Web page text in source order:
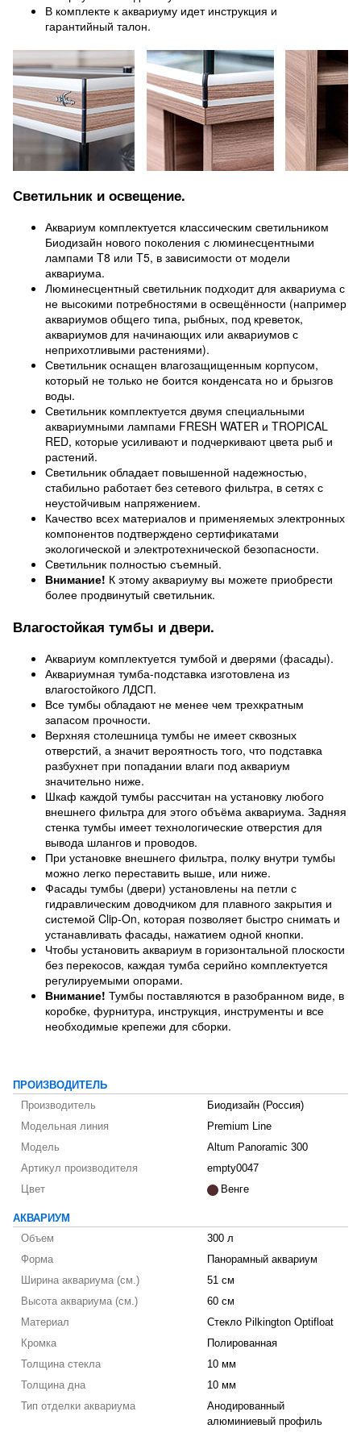
В комплекте к аквариуму идет инструкция и
гарантийный талон.
Светильник и освещение.
Аквариум комплектуется классическим светильником
Биодизайн нового поколения с люминесцентными
лампами T8 или T5, в зависимости от модели
аквариума.
Люминесцентный светильник подходит для аквариума с
не высокими потребностями в освещённости (например
аквариумов общего типа, рыбных, под креветок,
аквариумов для начинающих или аквариумов с
неприхотливыми растениями).
Светильник оснащен влагозащищенным корпусом,
который не только не боится конденсата но и брызгов
воды.
Светильник комплектуется двумя специальными
аквариумными лампами FRESH WATER и TROPICAL
RED, которые усиливают и подчеркивают цвета рыб и
растений.
Светильник обладает повышенной надежностью,
стабильно работает без сетевого фильтра, в сетях с
неустойчивым напряжением.
Качество всех материалов и применяемых электронных
компонентов подтверждено сертификатами
экологической и электротехнической безопасности.
Светильник полностью съемный.
Внимание! К этому аквариуму вы можете приобрести
более продвинутый светильник.
Влагостойкая тумбы и двери.
Аквариум комплектуется тумбой и дверями (фасады).
Аквариумная тумба-подставка изготовлена из
влагостойкого ЛДСП.
Все тумбы обладают не менее чем трехкратным
запасом прочности.
Верхняя столешница тумбы не имеет сквозных
отверстий, а значит вероятность того, что подставка
разбухнет при попадании влаги под аквариум
значительно ниже.
Шкаф каждой тумбы рассчитан на установку любого
внешнего фильтра для этого объёма аквариума. Задняя
стенка тумбы имеет технологические отверстия для
вывода шлангов и проводов.
При установке внешнего фильтра, полку внутри тумбы
можно легко переставить выше, или ниже.
Фасады тумбы (двери) установлены на петли с
гидравлическим доводчиком для плавного закрытия и
системой Clip-On, которая позволяет быстро снимать и
устанавливать фасады, нажатием одной кнопки.
Чтобы установить аквариум в горизонтальной плоскости
без перекосов, каждая тумба серийно комплектуется
регулируемыми опорами.
Внимание! Тумбы поставляются в разобранном виде, в
коробке, фурнитура, инструкция, инструменты и все
необходимые крепежи для сборки.
ПРОИЗВОДИТЕЛЬ
Производитель
Биодизайн (Россия)
Модельная линия
Premium Line
Модель
Altum Panoramic 300
Артикул производителя
empty0047
Цвет
Венге
АКВАРИУМ
Объем
300 л
Форма
Панорамный аквариум
Ширина аквариума (см.)
51 см
Высота аквариума (см.)
60 см
Материал
Стекло Pilkington Optifloat
Кромка
Полированная
Толщина стекла
10 мм
Толщина дна
10 мм
Тип отделки аквариума
Анодированный
алюминиевый профиль